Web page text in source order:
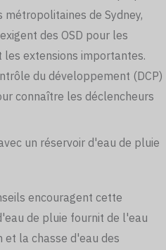
métropolitaines de Sydney,
des OSD pour les
extensions importantes.
du développement (DCP)
connaître les déclencheurs
un réservoir d'eau de pluie
encouragent cette
de pluie fournit de l'eau
et la chasse d'eau des